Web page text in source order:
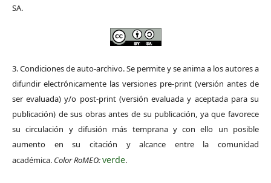
SA.
3. Condiciones de auto-archivo. Se permite y se anima a los autores a
difundir electrónicamente las versiones pre-print (versión antes de
ser evaluada) y/o post-print (versión evaluada y aceptada para su
publicación) de sus obras antes de su publicación, ya que favorece
su circulación y difusión más temprana y con ello un posible
aumento en su citación y alcance entre la comunidad
académica. Color RoMEO:verde.